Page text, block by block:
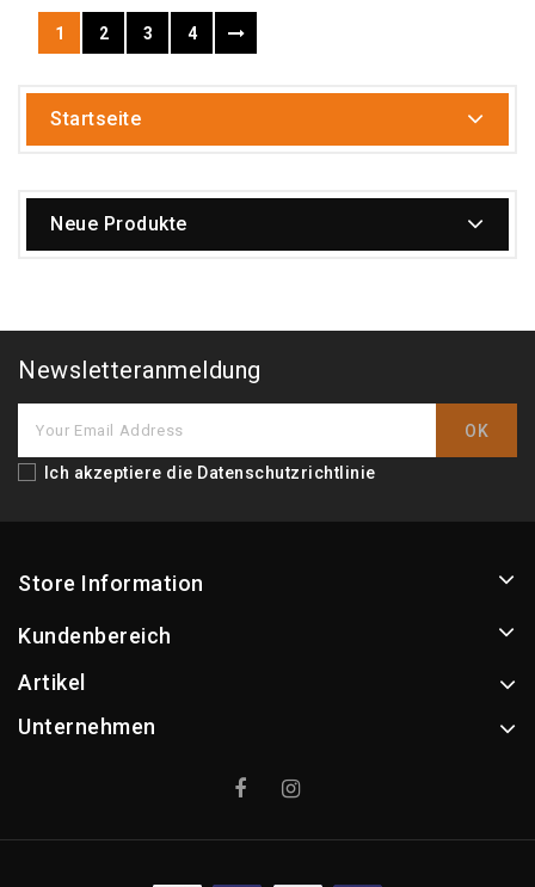
1 2 3 4
Startseite
Neue Produkte
Newsletteranmeldung
Ich akzeptiere die Datenschutzrichtlinie
Store Information
Kundenbereich
Artikel
Unternehmen